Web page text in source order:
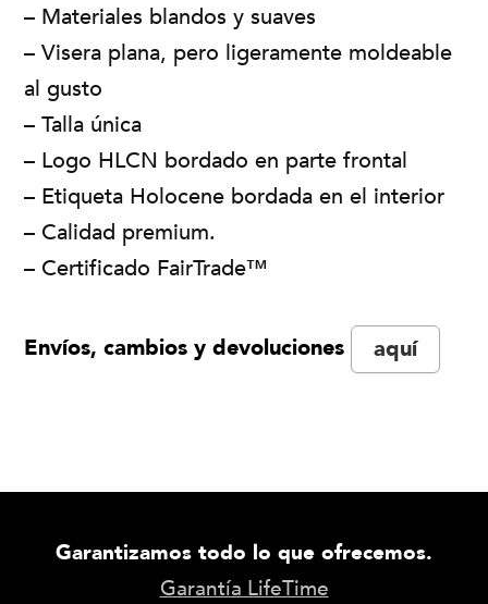
– Materiales blandos y suaves
– Visera plana, pero ligeramente moldeable
al gusto
– Talla única
– Logo HLCN bordado en parte frontal
– Etiqueta Holocene bordada en el interior
– Calidad premium.
– Certificado FairTrade™
Envíos, cambios y devoluciones aquí
Garantizamos todo lo que ofrecemos.
Garantía LifeTime